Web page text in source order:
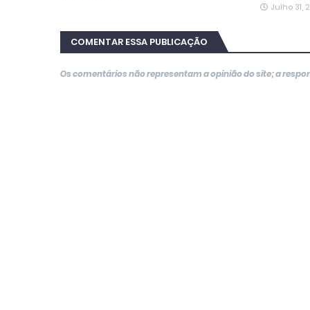
Julho 31,
COMENTAR ESSA PUBLICAÇÃO
Os comentários não representam a opinião do site; a